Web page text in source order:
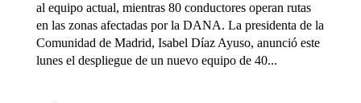
al equipo actual, mientras 80 conductores operan rutas
en las zonas afectadas por la DANA. La presidenta de la
Comunidad de Madrid, Isabel Díaz Ayuso, anunció este
lunes el despliegue de un nuevo equipo de 40...